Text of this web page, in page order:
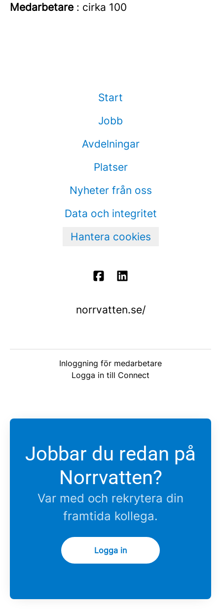
Medarbetare : cirka 100
Start
Jobb
Avdelningar
Platser
Nyheter från oss
Data och integritet
Hantera cookies
norrvatten.se/
Inloggning för medarbetare
Logga in till Connect
Jobbar du redan på
Norrvatten?
Var med och rekrytera din
framtida kollega.
Logga in